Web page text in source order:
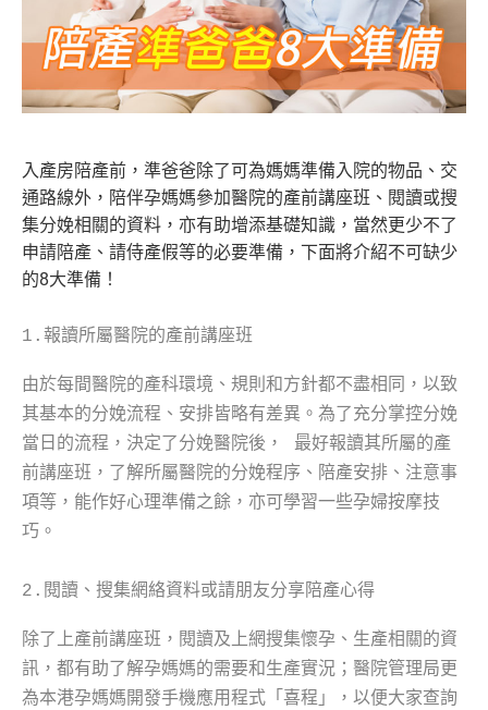
入產房陪產前，準爸爸除了可為媽媽準備入院的物品、交
通路線外，陪伴孕媽媽參加醫院的產前講座班、閱讀或搜
集分娩相關的資料，亦有助增添基礎知識，當然更少不了
申請陪產、請侍產假等的必要準備，下面將介紹不可缺少
的8大準備！
1.報讀所屬醫院的產前講座班
由於每間醫院的產科環境、規則和方針都不盡相同，以致
其基本的分娩流程、安排皆略有差異。為了充分掌控分娩
當日的流程，決定了分娩醫院後， 最好報讀其所屬的產
前講座班，了解所屬醫院的分娩程序、陪產安排、注意事
項等，能作好心理準備之餘，亦可學習一些孕婦按摩技
巧。
2.閱讀、搜集網絡資料或請朋友分享陪產心得
除了上產前講座班，閱讀及上網搜集懷孕、生產相關的資
訊，都有助了解孕媽媽的需要和生產實況；醫院管理局更
為本港孕媽媽開發手機應用程式「喜程」，以便大家查詢